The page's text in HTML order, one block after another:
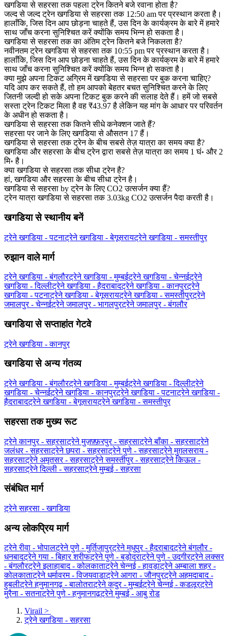
खगडिया से सहरसा तक पहला ट्रेन कितने बजे रवाना होता है?
जल्द से जल्द ट्रेन खगडिया से सहरसा तक 12:50 am पर प्रस्थान करता है।
हालाँकि, जिस दिन आप छोड़ना चाहते हैं, उस दिन के कार्यक्रम के बारे में हमारे
साथ जाँच करना सुनिश्चित करें क्योंकि समय भिन्न हो सकता है।
खगडिया से सहरसा तक का अंतिम ट्रेन कितने बजे निकलता है?
नवीनतम ट्रेन खगडिया से सहरसा तक 10:55 pm पर प्रस्थान करता है।
हालाँकि, जिस दिन आप छोड़ना चाहते हैं, उस दिन के कार्यक्रम के बारे में हमारे
साथ जाँच करना सुनिश्चित करें क्योंकि समय भिन्न हो सकता है।
क्या मुझे अपना टिकट अग्रिम में खगडिया से सहरसा पर बुक करना चाहिए?
यदि आप कर सकते हैं, तो हम आपको बेहतर बचत सुनिश्चित करने के लिए
जितनी जल्दी हो सके अपना टिकट बुक करने की सलाह देते हैं। हमें जो सबसे
सस्ता ट्रेन टिकट मिला है वह ₹43.97 है लेकिन यह मांग के आधार पर परिवर्तन
के अधीन हो सकता है।
खगडिया से सहरसा तक कितने सीधे कनेक्शन जाते हैं?
सहरसा पर जाने के लिए खगडिया से औसतन 17 हैं।
खगडिया से सहरसा तक ट्रेन के बीच सबसे तेज़ यात्रा का समय क्या है?
खगडिया और सहरसा के बीच ट्रेन द्वारा सबसे तेज़ यात्रा का समय 1 घं॰ और 2
मि॰ है।
क्या खगडिया से सहरसा तक सीधा ट्रेन है?
हां, खगडिया और सहरसा के बीच सीधा ट्रेन है।
खगडिया से सहरसा by ट्रेन के लिए CO2 उत्सर्जन क्या हैं?
ट्रेन यात्रा खगडिया से सहरसा तक 3.03kg CO2 उत्सर्जन पैदा करती है।
खगडिया से स्थानीय बनें
ट्रेने खगडिया - पटनाट्रेने खगडिया - बेगूसरायट्रेने खगडिया - समस्तीपुर
रुझान वाले मार्ग
ट्रेने खगडिया - बंगलौरट्रेने खगडिया - मुम्बईट्रेने खगडिया - चेन्नईट्रेने
खगडिया - दिल्लीट्रेने खगडिया - हैदराबादट्रेने खगडिया - कानपुरट्रेने
खगडिया - पटनाट्रेने खगडिया - बेगूसरायट्रेने खगडिया - समस्तीपुरट्रेने
जमालपुर - चेन्नईट्रेने जमालपुर - भागलपुरट्रेने जमालपुर - बंगलौर
खगडिया से सप्ताहांत गेटवे
ट्रेने खगडिया - कानपुर
खगडिया से अन्य गंतव्य
ट्रेने खगडिया - बंगलौरट्रेने खगडिया - मुम्बईट्रेने खगडिया - दिल्लीट्रेने
खगडिया - चेन्नईट्रेने खगडिया - कानपुरट्रेने खगडिया - पटनाट्रेने खगडिया -
हैदराबादट्रेने खगडिया - बेगूसरायट्रेने खगडिया - समस्तीपुर
सहरसा तक मुख्य रूट
ट्रेने कानपुर - सहरसाट्रेने मुज़फ़्फ़रपुर - सहरसाट्रेने बाँका - सहरसाट्रेने
जलंधर - सहरसाट्रेने छपरा - सहरसाट्रेने पुणे - सहरसाट्रेने मुग़लसराय -
सहरसाट्रेने अमृतसर - सहरसाट्रेने समस्तीपुर - सहरसाट्रेने किऊल -
सहरसाट्रेने दिल्ली - सहरसाट्रेने मुम्बई - सहरसा
संबंधित मार्ग
ट्रेने सहरसा - खगडिया
अन्य लोकप्रिय मार्ग
ट्रेने रीवा - भोपालट्रेने पुणे - मुर्तिजापुरट्रेने मधुपुर - हैदराबादट्रेने बंगलौर -
धनबादट्रेने गया - बिहार शरीफट्रेने पुणे - बड़ोदराट्रेने पुणे - उदगीरट्रेने लक्सर
- बंगलौरट्रेने इलाहाबाद - कोलकाताट्रेने चेन्नई - हावड़ाट्रेने अम्बाला शहर -
कोलकाताट्रेने धर्मावरम - विजयवाडाट्रेने आगरा - जौनपुरट्रेने अहमदाबाद -
हुबलीट्रेने हनुमानगढ़ - बालोतराट्रेने कदुर - मुम्बईट्रेने चेन्नई - कडलूरट्रेने
मुरैना - सतनाट्रेने पुणे - हनुमानगढ़ट्रेने मुम्बई - आबु रोड
Virail >
ट्रेने खगडिया - सहरसा